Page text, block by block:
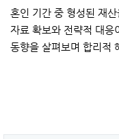
혼인 기간 중 형성된 재
자료 확보와 전략적 대응
동향을 살펴보며 합리적